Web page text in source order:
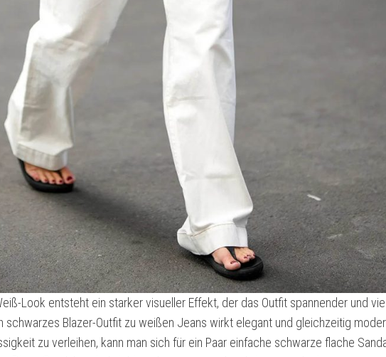
Look entsteht ein starker visueller Effekt, der das Outfit spannender und
schwarzes Blazer-Outfit zu weißen Jeans wirkt elegant und gleichzeitig
zu verleihen, kann man sich für ein Paar einfache schwarze flache